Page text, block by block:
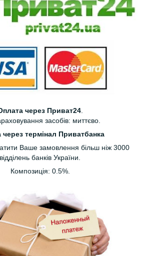
через Приват24.
засобів: миттєво.
через термінал Приватбанка
Ваше замовлення більш ніж 3000
відділень банків України.
Композиція: 0.5%.